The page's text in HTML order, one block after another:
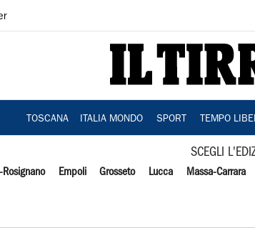
TOSCANA ITALIA MONDO SPORT TEMPO
SCEGLI
Rosignano Empoli Grosseto Lucca Massa-Carrara